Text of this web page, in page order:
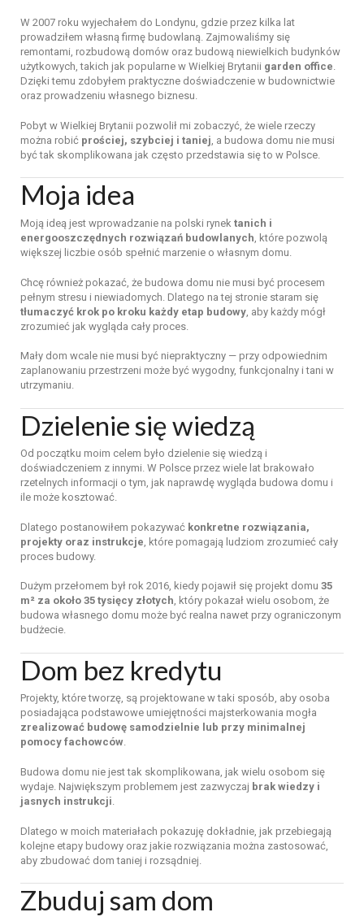
W 2007 roku wyjechałem do Londynu, gdzie przez kilka lat
prowadziłem własnąfirmę budowlaną. Zajmowaliśmy się
remontami, rozbudową domów oraz budową niewielkich budynków
użytkowych,takich jak popularne w Wielkiej Brytanii garden office.
Dziękitemu zdobyłem praktyczne doświadczenie w budownictwie
oraz prowadzeniu własnego biznesu.
Pobyt w Wielkiej Brytanii pozwolił mi zobaczyć, że wiele rzeczy
można robić prościej, szybciej i taniej a budowa domu nie musi
byćtak skomplikowana jak często przedstawia sięto w Polsce.
Moja idea
Moją ideą jest wprowadzanie na polski rynek tanich i
energooszczędnych rozwiązań budowlanych które pozwolą
większej liczbie osób spełnić marzenie o własnym domu.
Chcę również pokazać, że budowa domu nie musi być procesem
pełnym stresu i niewiadomych. Dlatego natej stronie staram się
tłumaczyć krok po kroku każdy etap budowy aby każdy mógł
zrozumieć jak wygląda cały proces.
Mały dom wcale nie musi być niepraktyczny — przy odpowiednim
zaplanowaniu przestrzeni może być wygodny, funkcjonalny itani w
utrzymaniu.
Dzieleniesięwiedzą
Od początku moim celem było dzielenie się wiedzą i
doświadczeniem z innymi. W Polsce przez wiele lat brakowało
rzetelnych informacji otym, jak naprawdę wygląda budowa domu i
ile może kosztować.
Dlatego postanowiłem pokazywać konkretne rozwiązania,
projekty oraz instrukcje które pomagają ludziom zrozumieć cały
proces budowy.
Dużym przełomem był rok 2016, kiedy pojawił się projekt domu 35
m² za około 35 tysięcy złotych, który pokazał wielu osobom, że
budowa własnego domu może być realna nawet przy ograniczonym
budżecie.
Dom bez kredytu
Projekty, któretworzę, są projektowane wtaki sposób, aby osoba
posiadająca podstawowe umiejętności majsterkowania mogła
zrealizować budowę samodzielnie lub przy minimalnej
pomocy fachowców.
Budowa domu nie jesttak skomplikowana, jak wielu osobom się
wydaje. Największym problemem jest zazwyczaj brak wiedzy i
jasnych instrukcji
Dlatego w moich materiałach pokazuję dokładnie, jak przebiegają
kolejne etapy budowy oraz jakie rozwiązania można zastosować,
aby zbudować domtaniej i rozsądniej.
Zbuduj sam dom